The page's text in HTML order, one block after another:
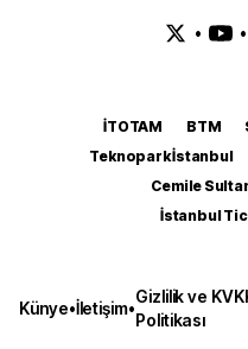
• •
İTOTAM BTM
Teknopark İstanbul
Cemile
İstanbul
Künye•İletişim•
Gizlilik ve
Politikası